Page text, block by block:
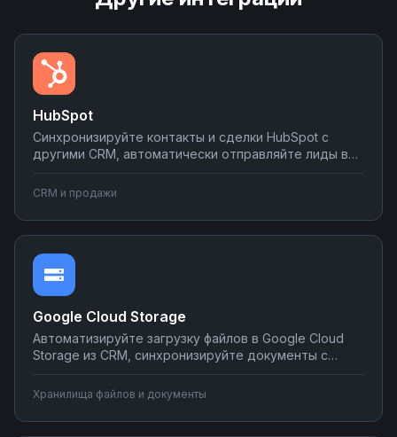
HubSpot
Синхронизируйте контакты и сделки HubSpot с
другими CRM, автоматически отправляйте лиды в
в планировщиках при изменении статуса сделки.
Настраивайте двусторонний обмен данными без
программирования на платформе Nodul.
CRM и продажи
Google Cloud Storage
Автоматизируйте загрузку файлов в Google Cloud
Storage из CRM, синхронизируйте документы с
уведомления о новых файлах в мессенджеры.
Создавайте интеграции облачного хранилища без
программирования на Nodul.
Хранилища файлов и документы